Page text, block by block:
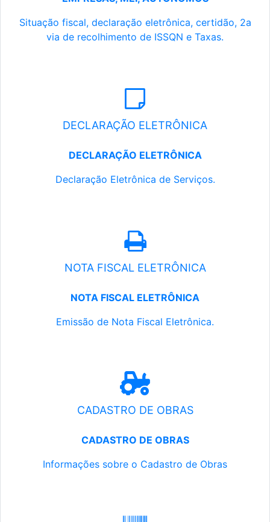
Situação fiscal, declaração eletrônica, certidão, 2a
via de recolhimento de ISSQN e Taxas.
DECLARAÇÃO ELETRÔNICA
DECLARAÇÃO ELETRÔNICA
Declaração Eletrônica de Serviços.
NOTA FISCAL ELETRÔNICA
NOTA FISCAL ELETRÔNICA
Emissão de Nota Fiscal Eletrônica.
CADASTRO DE OBRAS
CADASTRO DE OBRAS
Informações sobre o Cadastro de Obras